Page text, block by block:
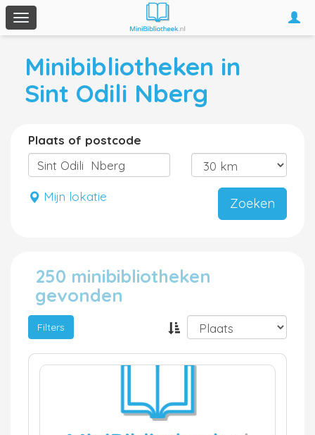
Toggle
navigation
Minibibliotheken in
Sint Odili Nberg
Plaats of postcode
Mijn lokatie Zoeken
250 minibibliotheken
gevonden
Filters